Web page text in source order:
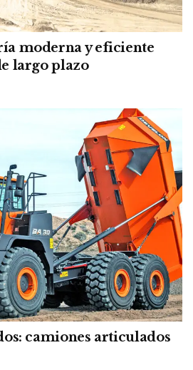
moderna y eficiente
largo plazo
camiones articulados